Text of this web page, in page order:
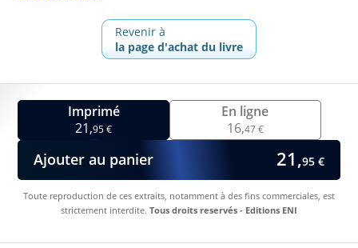
Revenir à
la page d'achat du livre
Imprimé
21,95 €
En ligne
16,47 €
Ajouter au panier 21,95 €
Toute reproduction de ces extraits, notamment à des fins commerciales, est
strictement interdite. Tous droits reservés - Editions ENI